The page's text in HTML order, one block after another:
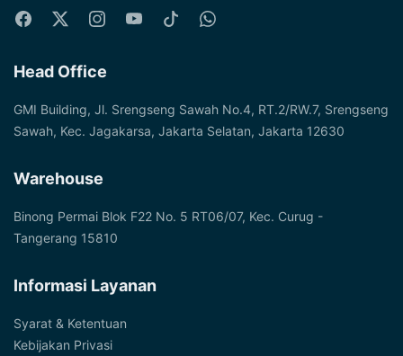
Head Office
GMI Building, Jl. Srengseng Sawah No.4, RT.2/RW.7, Srengseng
Sawah, Kec. Jagakarsa, Jakarta Selatan, Jakarta 12630
Warehouse
Binong Permai Blok F22 No. 5 RT06/07, Kec. Curug -
Tangerang 15810
Informasi Layanan
Syarat & Ketentuan
Kebijakan Privasi